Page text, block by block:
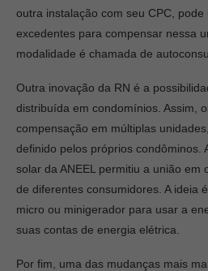
outra instalação com seu CPC,
excedentes para compensar nessa
modalidade é chamada de
Outra inovação da RN é a
distribuída em condomínios. Assim,
compensação em múltiplas
definido pelos próprios condôminos.
solar da ANEEL permitiu a união em
de diferentes consumidores. A ideia
micro ou minigerador para usar a
suas contas de energia elétrica.
Por fim, uma das mudanças mais